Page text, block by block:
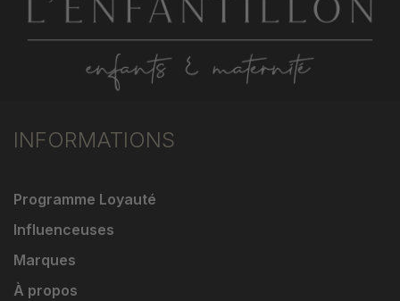
INFORMATIONS
Programme Loyauté
Influenceuses
Marques
À propos